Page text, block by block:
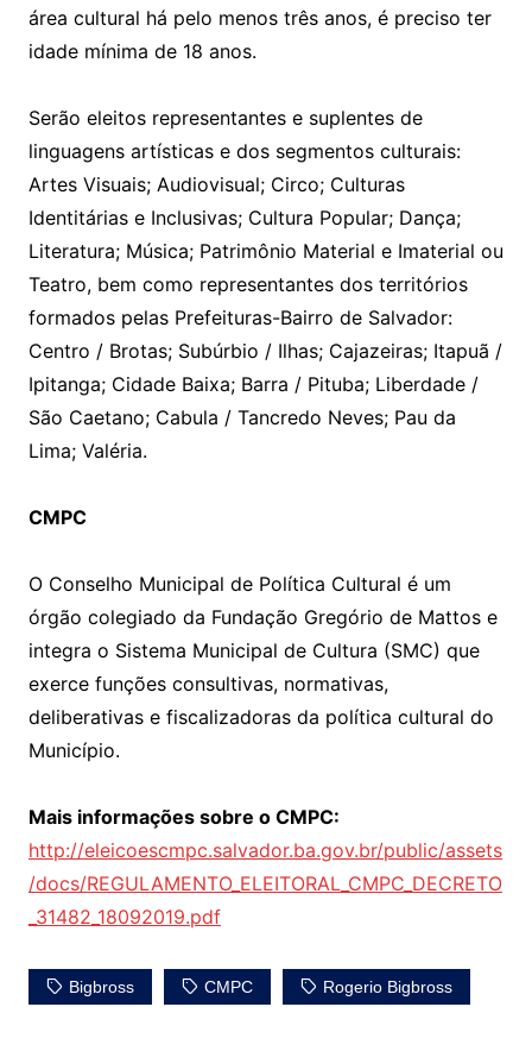
área cultural há pelo menos três anos, é preciso ter
idade mínima de 18 anos.
Serão eleitos representantes e suplentes de
linguagens artísticas e dos segmentos culturais:
Artes Visuais; Audiovisual; Circo; Culturas
Identitárias e Inclusivas; Cultura Popular; Dança;
Literatura; Música; Patrimônio Material e Imaterial ou
Teatro, bem como representantes dos territórios
formados pelas Prefeituras-Bairro de Salvador:
Centro / Brotas; Subúrbio / Ilhas; Cajazeiras; Itapuã /
Ipitanga; Cidade Baixa; Barra / Pituba; Liberdade /
São Caetano; Cabula / Tancredo Neves; Pau da
Lima; Valéria.
CMPC
O Conselho Municipal de Política Cultural é um
órgão colegiado da Fundação Gregório de Mattos e
integra o Sistema Municipal de Cultura (SMC) que
exerce funções consultivas, normativas,
deliberativas e fiscalizadoras da política cultural do
Município.
Mais informações sobre o CMPC:
http://eleicoescmpc.salvador.ba.gov.br/public/assets
/docs/REGULAMENTO_ELEITORAL_CMPC_DECRETO
_31482_18092019.pdf
Bigbross CMPC Rogerio Bigbross